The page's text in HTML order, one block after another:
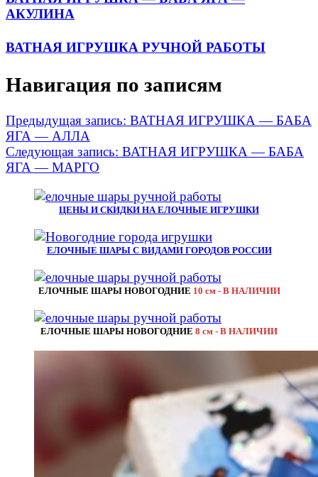
АКУЛИНА
ВАТНАЯ ИГРУШКА РУЧНОЙ РАБОТЫ
Навигация по записям
Предыдущая запись: ВАТНАЯ ИГРУШКА — БАБА
ЯГА — АЛЛА
Следующая запись: ВАТНАЯ ИГРУШКА — БАБА
ЯГА — МАРГО
ЦЕНЫ И СКИДКИ НА ЕЛОЧНЫЕ ИГРУШКИ
ЕЛОЧНЫЕ ШАРЫ С ВИДАМИ ГОРОДОВ РОССИИ
ЕЛОЧНЫЕ ШАРЫ НОВОГОДНИЕ 10 см - В НАЛИЧИИ
ЕЛОЧНЫЕ ШАРЫ НОВОГОДНИЕ 8 см - В НАЛИЧИИ